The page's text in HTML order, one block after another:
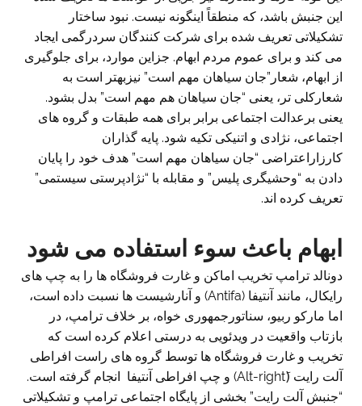
این جنبش باشد، که منطقاً اینگونه نیست. نبود ساختار
تشکیلاتی تعریف شده برای شرکت کنندگان سردرگمی ایجاد
می کند و برای عموم مردم ابهام. جزاین موارد، برای جلوگیری
از ابهام، شعار”جان سیاهان مهم است” نیزبهتر است به
شعارکلی تر، یعنی “جان سیاهان هم مهم است” بدل بشود.
یعنی برعدالت اجتماعی برابر برای همه طبقات و گروه های
اجتماعی، نژادی و اتنیکی تکیه شود. پایه گذاران
کارزاراعتراضی “جان سیاهان مهم است” هدف خود را پایان
دادن به “وحشیگری پلیس” و مقابله با “نژادپرستی سیستمی”
تعریف کرده اند.
ابهام باعث سوء استفاده می شود
دونالد ترامپ تخریب اماکن و غارت فروشگاه ها را به چپ های
رایکال، مانند آنتیفا (Antifa) و آنارشیست ها نسبت داده است،
اما مارکو ربیو، سناتورجمهوری خواه، بر خلاف ترامپ، در
بازتاب واقعیت در ویدئویی به درستی اعلام کرده است که
تخریب و غارت فروشگاه ها توسط گروه های راست افراطی
آلت رایت (َAlt-right) و چپ افراطی آنتیفا انجام گرفته است.
“جنبش آلت رایت” بخشی از پایگاه اجتماعی ترامپ و تشکیلاتی